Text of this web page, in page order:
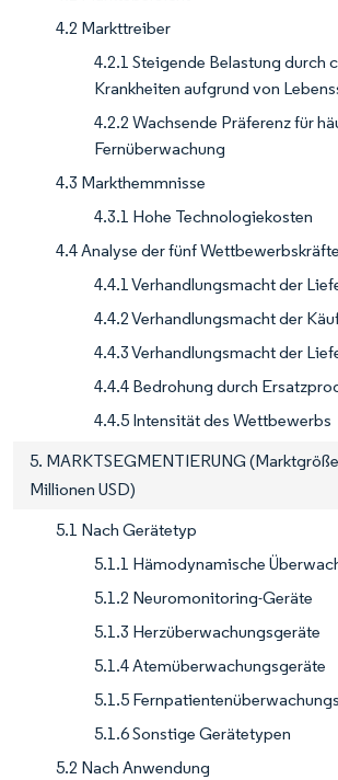
4.2 Markttreiber
4.2.1 Steigende Belastung durch
Krankheiten aufgrund von
4.2.2 Wachsende Präferenz für
Fernüberwachung
4.3 Markthemmnisse
4.3.1 Hohe Technologiekosten
4.4 Analyse der fünf
4.4.1 Verhandlungsmacht der
4.4.2 Verhandlungsmacht der
4.4.3 Verhandlungsmacht der
4.4.4 Bedrohung durch
4.4.5 Intensität des Wettbewerbs
5. MARKTSEGMENTIERUNG
Millionen USD)
5.1 Nach Gerätetyp
5.1.1 Hämodynamische
5.1.2 Neuromonitoring-Geräte
5.1.3 Herzüberwachungsgeräte
5.1.4 Atemüberwachungsgeräte
5.1.5
5.1.6 Sonstige Gerätetypen
5.2 Nach Anwendung